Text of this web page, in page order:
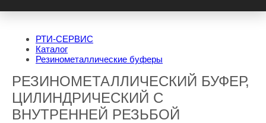
РТИ-СЕРВИС
Каталог
Резинометаллические буферы
РЕЗИНОМЕТАЛЛИЧЕСКИЙ БУФЕР,
ЦИЛИНДРИЧЕСКИЙ С
ВНУТРЕННЕЙ РЕЗЬБОЙ